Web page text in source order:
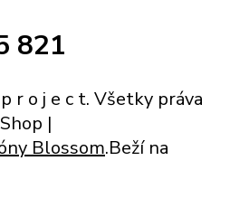
821
r o j e c t. Všetky práva
|
Blossom.Beží na